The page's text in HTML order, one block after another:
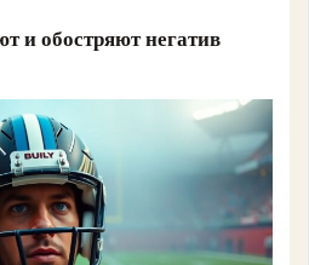
и обостряют негатив